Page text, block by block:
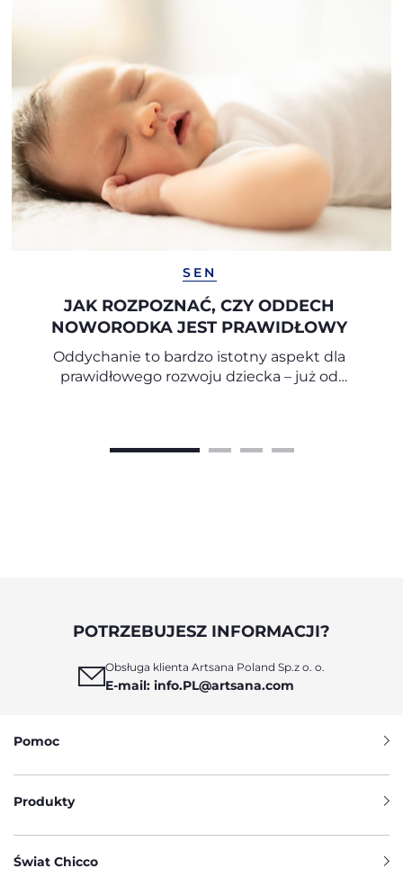
SEN
JAK ROZPOZNAĆ, CZY ODDECH
NOWORODKA JEST PRAWIDŁOWY
Oddychanie to bardzo istotny aspekt dla
prawidłowego rozwoju dziecka – już od
POTRZEBUJESZ INFORMACJI?
Obsługa klienta Artsana Poland Sp.z o. o.
E-mail: info.PL@artsana.com
Pomoc
Produkty
Świat Chicco